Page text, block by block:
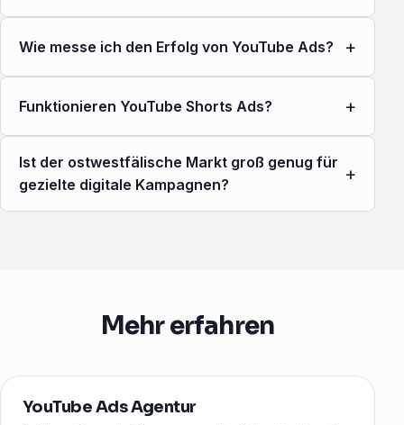
Wie messe ich den Erfolg von YouTube Ads? +
Funktionieren YouTube Shorts Ads? +
Ist der ostwestfälische Markt groß genug für
gezielte digitale Kampagnen?
+
Mehr erfahren
YouTube Ads Agentur